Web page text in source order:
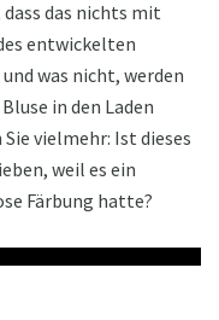
das nichts mit
entwickelten
was nicht, werden
in den Laden
vielmehr: Ist dieses
weil es ein
Färbung hatte?